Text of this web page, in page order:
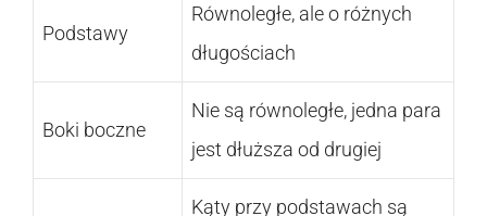
Podstawy
Równoległe, ale o różnych
długościach
Boki boczne
Nie są równoległe, jedna para
jest dłuższa od drugiej
Kąty przy podstawach są